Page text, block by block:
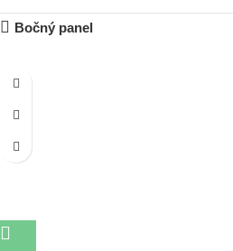
Bočný panel